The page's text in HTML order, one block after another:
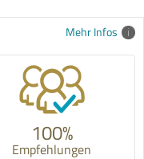
Mehr Infos
100%
Empfehlungen